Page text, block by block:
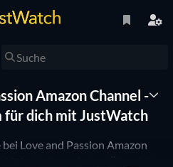
Amazon Channel -
für dich mit JustWatch
Love and Passion Amazon